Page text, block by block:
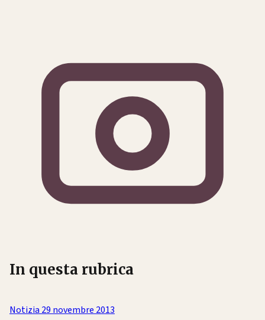
In questa rubrica
Notizia 29 novembre 2013